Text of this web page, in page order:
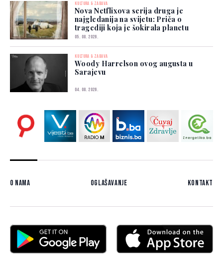
KULTURA & ZABAVA
Nova Netflixova serija druga je
najgledanija na svijetu: Priča o
tragediji koja je šokirala planetu
05. 08. 2026.
KULTURA & ZABAVA
Woody Harrelson ovog augusta u
Sarajevu
04. 08. 2026.
O nama Oglašavanje Kontakt